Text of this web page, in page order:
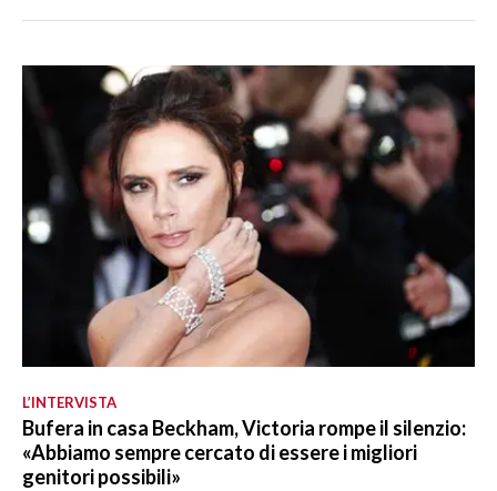
L’INTERVISTA
Bufera in casa Beckham, Victoria rompe il silenzio:
«Abbiamo sempre cercato di essere i migliori
genitori possibili»